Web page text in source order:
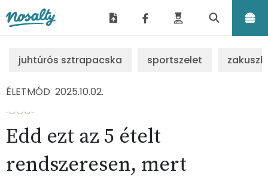
juhtúrós sztrapacska sportszelet
ÉLETMÓD 2025.10.02.
Edd ezt az 5 ételt
rendszeresen, mert